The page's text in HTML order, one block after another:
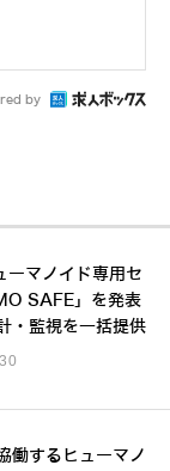
by
マノイド専用セ
SAFE」を発表
・監視を一括提供
働するヒューマノ